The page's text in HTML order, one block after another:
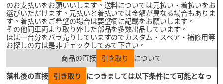
のお支払いをお願いいします。送料については元払い・着払いをお
選びいただけます。元払いと着払いでは金額が異なる場合もありま
す。着払いをご希望の場合は要望欄に記載をお願いします。
その他同車両より取り外した部品を多数出品しています。
ほぼ一台分をバラ売りしていますのでカスタム・スペア・補修用等
お探しの方は是非チェックしてみて下さい。
商品の直接
引き取り について
落札後の直接 引き取り
につきましては以下条件にて可能となっ